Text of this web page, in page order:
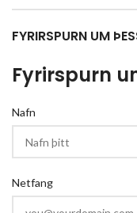
FYRIRSPURN UM
Fyrirspurn
Nafn
Netfang